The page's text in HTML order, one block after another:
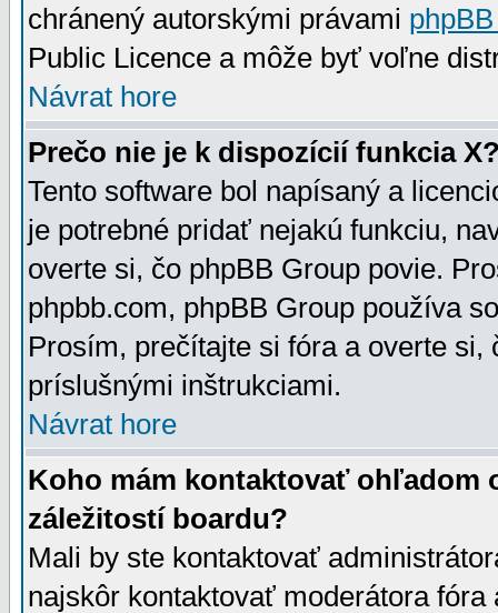
chránený autorskými právami
Public Licence a môže byť voľne
Návrat hore
Prečo nie je k dispozícií funkcia
Tento software bol napísaný a
je potrebné pridať nejakú funkciu,
overte si, čo phpBB Group povie.
phpbb.com, phpBB Group používa
Prosím, prečítajte si fóra a overte
príslušnými inštrukciami.
Návrat hore
Koho mám kontaktovať ohľadom
záležitostí boardu?
Mali by ste kontaktovať
najskôr kontaktovať moderátora